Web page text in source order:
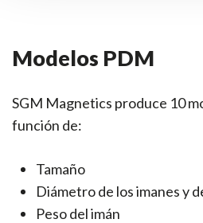
Modelos PDM
SGM Magnetics produce 10
función de:
Tamaño
Diámetro de los imanes y
Peso del imán